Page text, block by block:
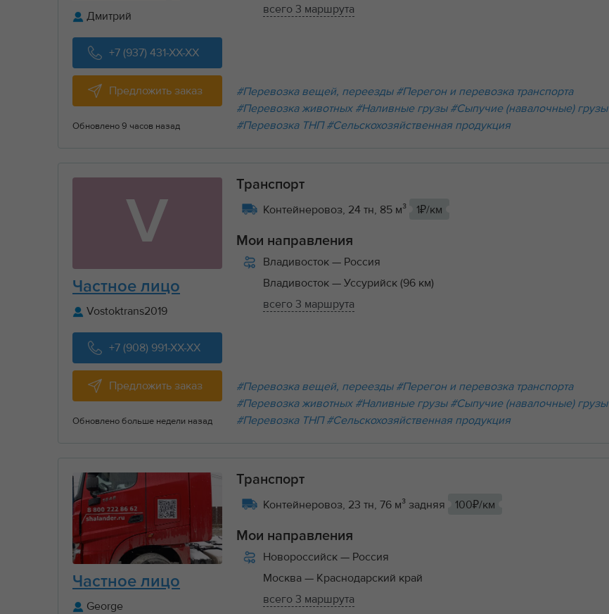
Дмитрий
+7 (937) 431-XX-XX
Предложить заказ
Обновлено 9 часов назад
всего 3 маршрута
#Перевозка вещей, переезды #Перегон и перевозка транспорта
#Перевозка животных #Наливные грузы #Сыпучие (навалочные) грузы
#Перевозка ТНП #Сельскохозяйственная продукция
V
Частное лицо
Vostoktrans2019
+7 (908) 991-XX-XX
Предложить заказ
Обновлено больше недели назад
Транспорт
Контейнеровоз, 24 тн, 85 м³
1₽/км
Мои направления
Владивосток— Россия
Владивосток— Уссурийск (96 км)
всего 3 маршрута
#Перевозка вещей, переезды #Перегон и перевозка транспорта
#Перевозка животных #Наливные грузы #Сыпучие (навалочные) грузы
#Перевозка ТНП #Сельскохозяйственная продукция
Частное лицо
George
Транспорт
Контейнеровоз, 23 тн, 76 м³ задняя
100₽/км
Мои направления
Новороссийск— Россия
Москва— Краснодарский край
всего 3 маршрута